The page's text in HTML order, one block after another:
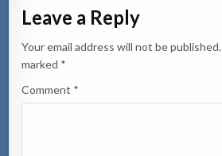
Leave a Reply
Your email address will not be published.
marked *
Comment *